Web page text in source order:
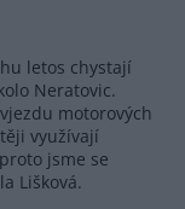
letos chystají
Neratovic.
motorových
využívají
jsme se
Lišková.